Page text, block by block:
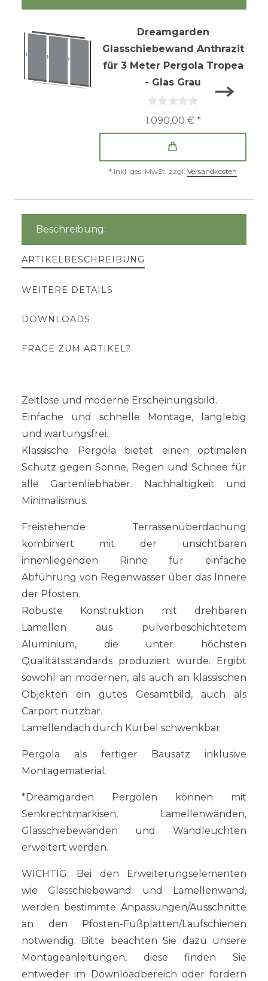
Dreamgarden
Glasschiebewand Anthrazit
für 3 Meter Pergola Tropea
- Glas Grau
1.090,00 € *
* inkl. ges. MwSt. zzgl. Versandkosten
Beschreibung:
ARTIKELBESCHREIBUNG
WEITERE DETAILS
DOWNLOADS
FRAGE ZUM ARTIKEL?
Zeitlose und moderne Erscheinungsbild.
Einfache und schnelle Montage, langlebig
und wartungsfrei.
Klassische Pergola bietet einen optimalen
Schutz gegen Sonne, Regen und Schnee für
alle Gartenliebhaber. Nachhaltigkeit und
Minimalismus.
Freistehende Terrassenüberdachung
kombiniert mit der unsichtbaren
innenliegenden Rinne für einfache
Abführung von Regenwasser über das Innere
der Pfosten.
Robuste Konstruktion mit drehbaren
Lamellen aus pulverbeschichtetem
Aluminium, die unter höchsten
Qualitätsstandards produziert wurde. Ergibt
sowohl an modernen, als auch an klassischen
Objekten ein gutes Gesamtbild, auch als
Carport nutzbar.
Lamellendach durch Kurbel schwenkbar.
Pergola als fertiger Bausatz inklusive
Montagematerial.
*Dreamgarden Pergolen können mit
Senkrechtmarkisen, Lamellenwänden,
Glasschiebewänden und Wandleuchten
erweitert werden.
WICHTIG: Bei den Erweiterungselementen
wie Glasschiebewand und Lamellenwand,
werden bestimmte Anpassungen/Ausschnitte
an den Pfosten-Fußplatten/Laufschienen
notwendig. Bitte beachten Sie dazu unsere
Montageanleitungen, diese finden Sie
entweder im Downloadbereich oder fordern